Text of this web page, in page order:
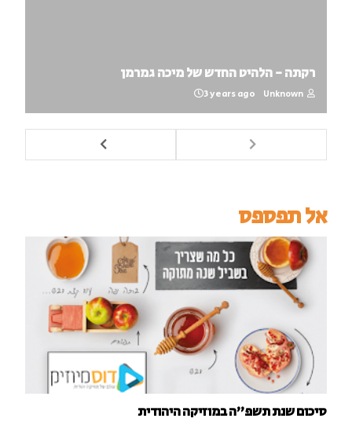
רקתה - הלהיט החדש של מיכה גמרמן
Unknown
3 years ago
אל תפספס
סיכום שנת תשפ"ה במוזיקה היהודית